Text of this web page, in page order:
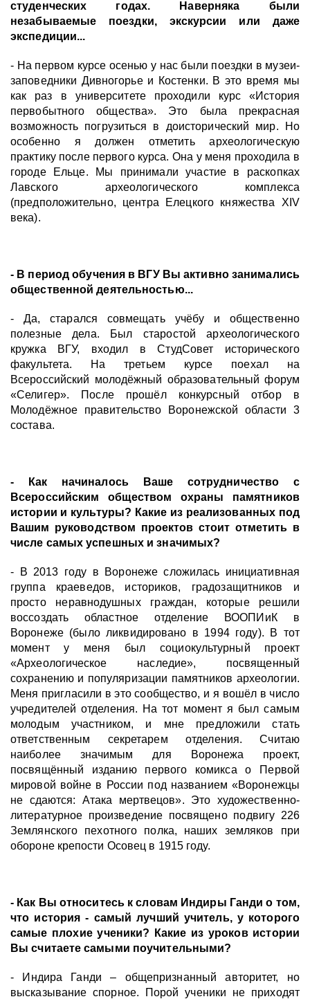
студенческих годах. Наверняка были
незабываемые поездки, экскурсии или даже
экспедиции...
- На первом курсе осенью у нас были поездки в музеи-
заповедники Дивногорье и Костенки. В это время мы
как раз в университете проходили курс «История
первобытного общества». Это была прекрасная
возможность погрузиться в доисторический мир. Но
особенно я должен отметить археологическую
практику после первого курса. Она у меня проходила в
городе Ельце. Мы принимали участие в раскопках
Лавского археологического комплекса
(предположительно, центра Елецкого княжества XIV
века).
- В период обучения в ВГУ Вы активно занимались
общественной деятельностью...
- Да, старался совмещать учёбу и общественно
полезные дела. Был старостой археологического
кружка ВГУ, входил в СтудСовет исторического
факультета. На третьем курсе поехал на
Всероссийский молодёжный образовательный форум
«Селигер». После прошёл конкурсный отбор в
Молодёжное правительство Воронежской области 3
состава.
- Как начиналось Ваше сотрудничество с
Всероссийским обществом охраны памятников
истории и культуры? Какие из реализованных под
Вашим руководством проектов стоит отметить в
числе самых успешных и значимых?
- В 2013 году в Воронеже сложилась инициативная
группа краеведов, историков, градозащитников и
просто неравнодушных граждан, которые решили
воссоздать областное отделение ВООПИиК в
Воронеже (было ликвидировано в 1994 году). В тот
момент у меня был социокультурный проект
«Археологическое наследие», посвященный
сохранению и популяризации памятников археологии.
Меня пригласили в это сообщество, и я вошёл в число
учредителей отделения. На тот момент я был самым
молодым участником, и мне предложили стать
ответственным секретарем отделения. Считаю
наиболее значимым для Воронежа проект,
посвящённый изданию первого комикса о Первой
мировой войне в России под названием «Воронежцы
не сдаются: Атака мертвецов». Это художественно-
литературное произведение посвящено подвигу 226
Землянского пехотного полка, наших земляков при
обороне крепости Осовец в 1915 году.
- Как Вы относитесь к словам Индиры Ганди о том,
что история - самый лучший учитель, у которого
самые плохие ученики? Какие из уроков истории
Вы считаете самыми поучительными?
- Индира Ганди – общепризнанный авторитет, но
высказывание спорное. Порой ученики не приходят